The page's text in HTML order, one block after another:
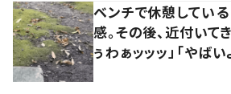
ベンチで休憩してい
感。その後、近付い
ぅわぁッッッ」「やばい